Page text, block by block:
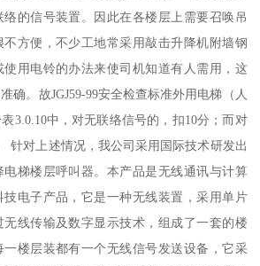
的信号装置。因此在各楼层上需要召唤吊
方便，不少工地常采用敲击升降机附墙钢
用电铃的办法来使司机知道有人需用，这
确。故JGJ59-99安全检查标准外用电梯（人
3.0.10中，对无联络信号的，扣10分；而对
针对上述情况，我公司采用国际技术研发出
梯楼层呼叫器。本产品是无线通讯与计算
电子产品，它是一种无线装置，采用单片
线传输及数字显示技术，组成了一套的楼
楼层装都有一个无线信号发送设备，它采